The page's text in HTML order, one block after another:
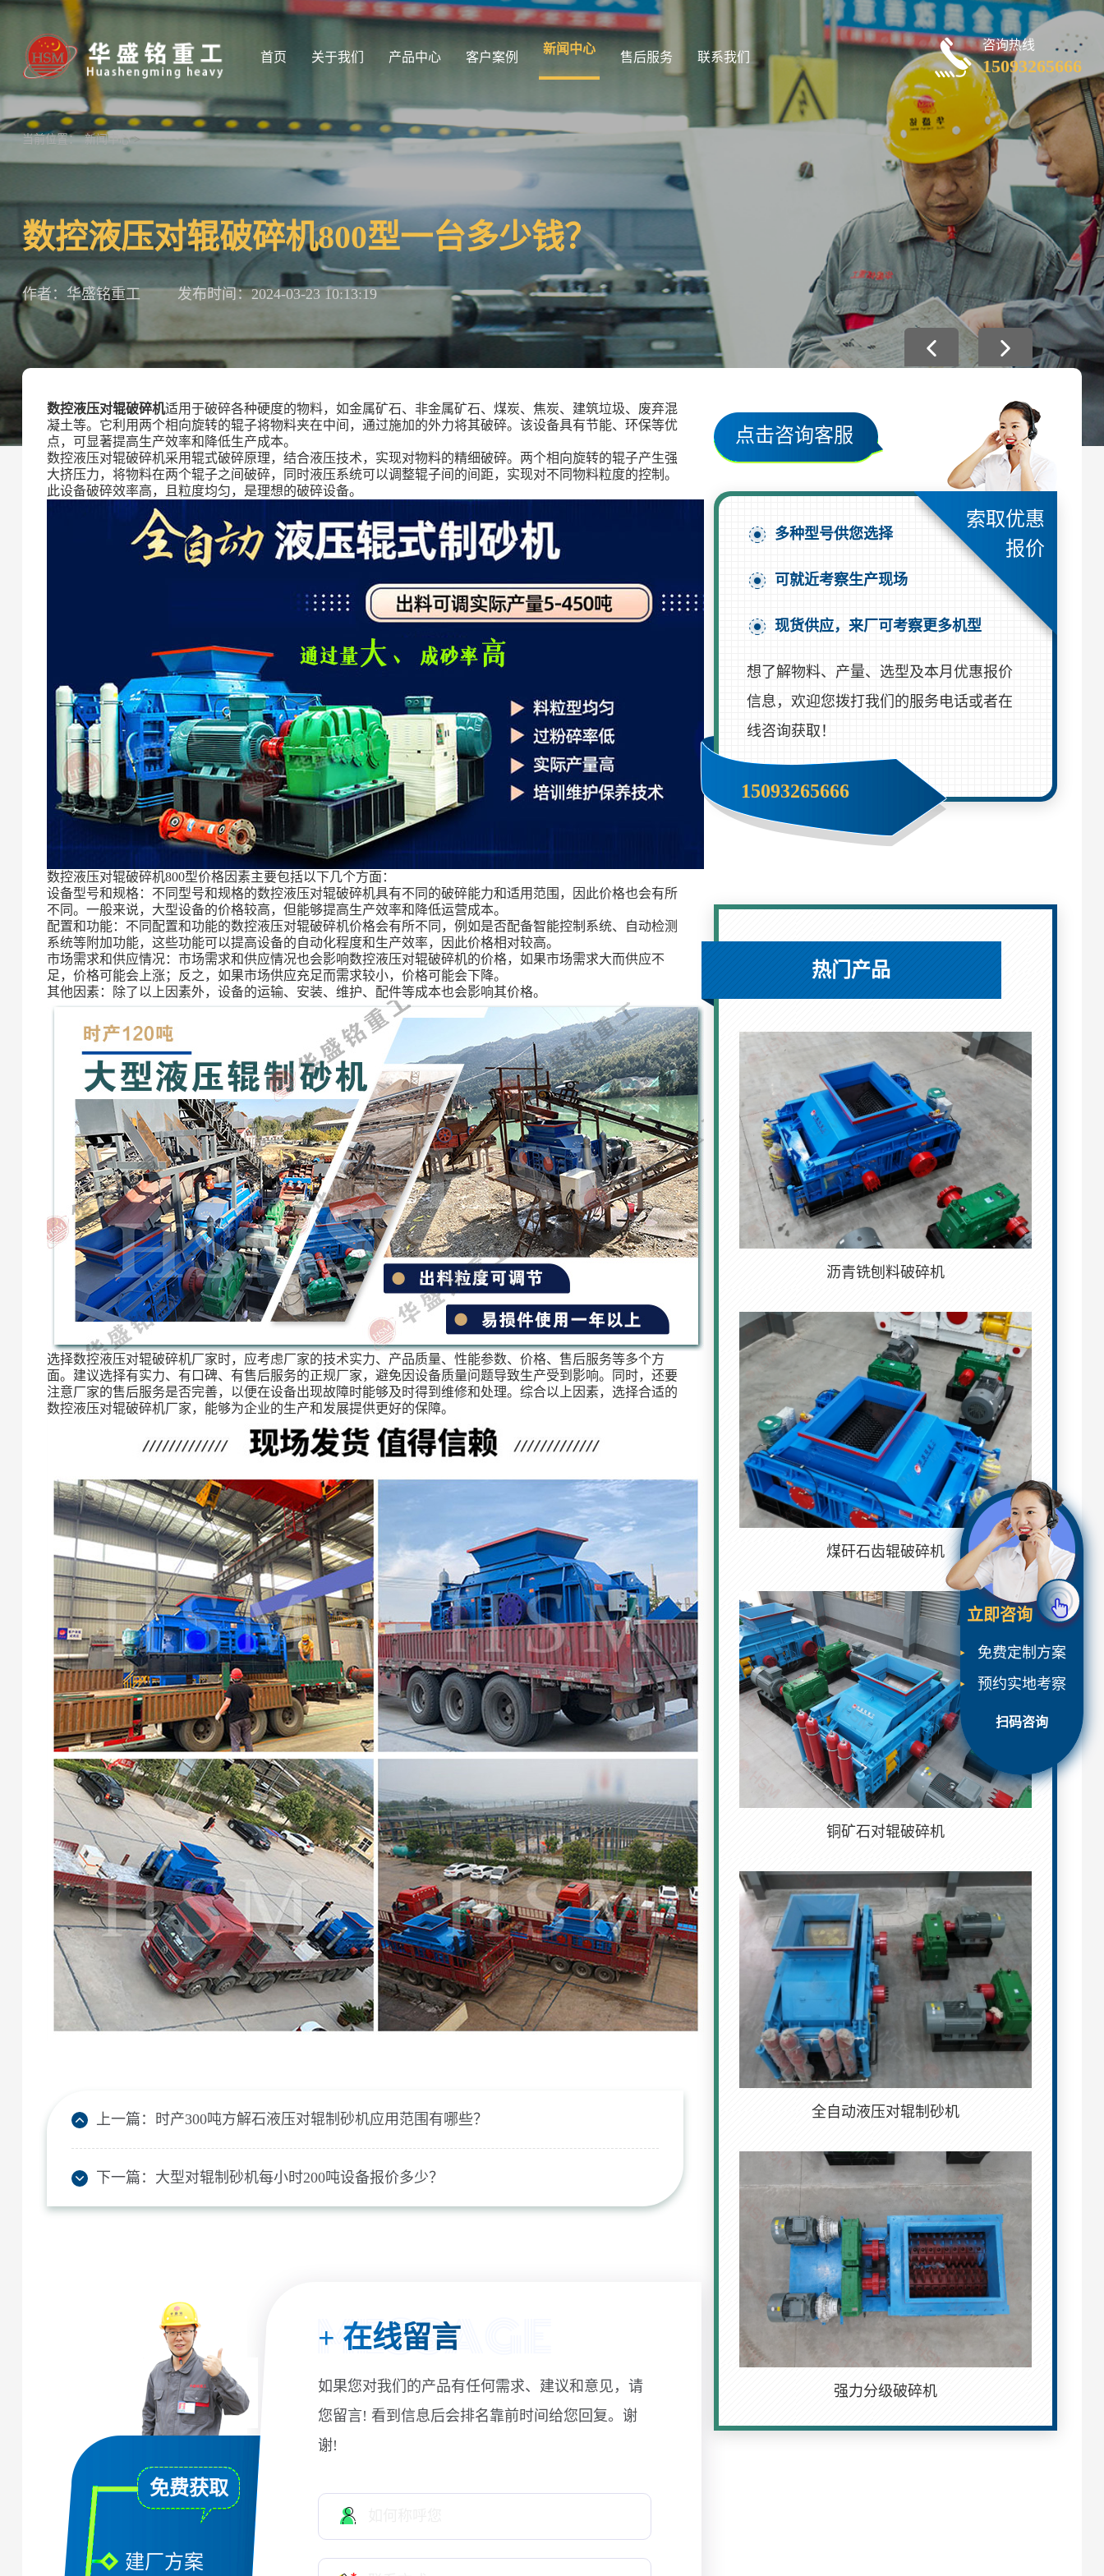
首页 关于我们 产品中心 客户案例
新闻中心
售后服务 联系我们
咨询热线
15093265666
当前位置： 新闻中心>
数控液压对辊破碎机800型一台多少钱？
作者：华盛铭重工 发布时间：2024-03-23 10:13:19
数控液压对辊破碎机适用于破碎各种硬度的物料，如金属矿石、非金属矿石、煤炭、焦炭、建筑垃圾、废弃混
凝土等。它利用两个相向旋转的辊子将物料夹在中间，通过施加的外力将其破碎。该设备具有节能、环保等优
点，可显著提高生产效率和降低生产成本。
数控液压对辊破碎机采用辊式破碎原理，结合液压技术，实现对物料的精细破碎。两个相向旋转的辊子产生强
大挤压力，将物料在两个辊子之间破碎，同时液压系统可以调整辊子间的间距，实现对不同物料粒度的控制。
此设备破碎效率高，且粒度均匀，是理想的破碎设备。
数控液压对辊破碎机800型价格因素主要包括以下几个方面：
设备型号和规格：不同型号和规格的数控液压对辊破碎机具有不同的破碎能力和适用范围，因此价格也会有所
不同。一般来说，大型设备的价格较高，但能够提高生产效率和降低运营成本。
配置和功能：不同配置和功能的数控液压对辊破碎机价格会有所不同，例如是否配备智能控制系统、自动检测
系统等附加功能，这些功能可以提高设备的自动化程度和生产效率，因此价格相对较高。
市场需求和供应情况：市场需求和供应情况也会影响数控液压对辊破碎机的价格，如果市场需求大而供应不
足，价格可能会上涨；反之，如果市场供应充足而需求较小，价格可能会下降。
其他因素：除了以上因素外，设备的运输、安装、维护、配件等成本也会影响其价格。
选择数控液压对辊破碎机厂家时，应考虑厂家的技术实力、产品质量、性能参数、价格、售后服务等多个方
面。建议选择有实力、有口碑、有售后服务的正规厂家，避免因设备质量问题导致生产受到影响。同时，还要
注意厂家的售后服务是否完善，以便在设备出现故障时能够及时得到维修和处理。综合以上因素，选择合适的
数控液压对辊破碎机厂家，能够为企业的生产和发展提供更好的保障。
上一篇： 时产300吨方解石液压对辊制砂机应用范围有哪些？
下一篇： 大型对辊制砂机每小时200吨设备报价多少？
免费获取
建厂方案
+ 在线留言
如果您对我们的产品有任何需求、建议和意见，请
您留言! 看到信息后会排名靠前时间给您回复。谢
谢!
多种型号供您选择
可就近考察生产现场
现货供应，来厂可考察更多机型
想了解物料、产量、选型及本月优惠报价
信息，欢迎您拨打我们的服务电话或者在
线咨询获取！
点击咨询客服
索取优惠
报价
15093265666
热门产品
沥青铣刨料破碎机
煤矸石齿辊破碎机
铜矿石对辊破碎机
全自动液压对辊制砂机
强力分级破碎机
立即咨询
免费定制方案
预约实地考察
扫码咨询